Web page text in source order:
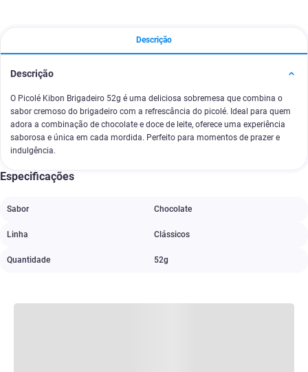
Descrição
Descrição
O Picolé Kibon Brigadeiro 52g é uma deliciosa sobremesa que combina o
sabor cremoso do brigadeiro com a refrescância do picolé. Ideal para quem
adora a combinação de chocolate e doce de leite, oferece uma experiência
saborosa e única em cada mordida. Perfeito para momentos de prazer e
indulgência.
Especificações
Sabor Chocolate
Linha Clássicos
Quantidade 52g